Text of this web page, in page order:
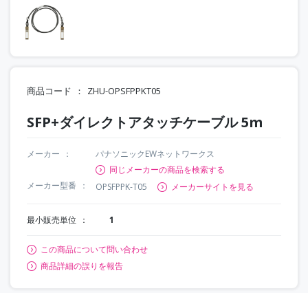
商品コード ZHU-OPSFPPKT05
SFP+ダイレクトアタッチケーブル 5m
メーカー
パナソニックEWネットワークス
同じメーカーの商品を検索する
メーカー型番
OPSFPPK-T05 メーカーサイトを見る
最小販売単位 1
この商品について問い合わせ
商品詳細の誤りを報告